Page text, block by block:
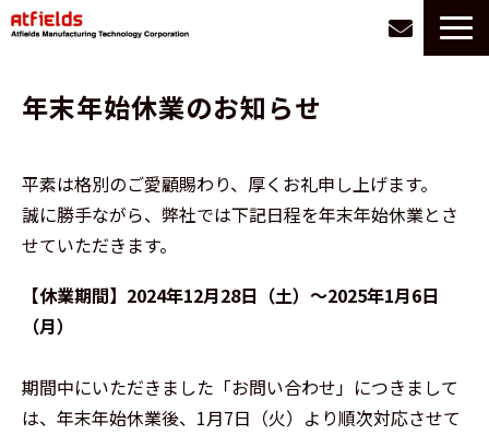
選ばれる理由
導入事例
年末年始休業のお知らせ
平素は格別のご愛顧賜わり、厚くお礼申し上げます。
誠に勝手ながら、弊社では下記日程を年末年始休業とさ
せていただきます。
【休業期間】2024年12月28日（土）～2025年1月6日
（月）
期間中にいただきました「お問い合わせ」につきまして
は、年末年始休業後、1月7日（火）より順次対応させて